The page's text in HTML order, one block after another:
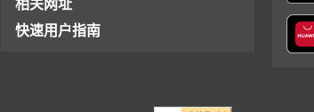
相关网址
快速用户指南